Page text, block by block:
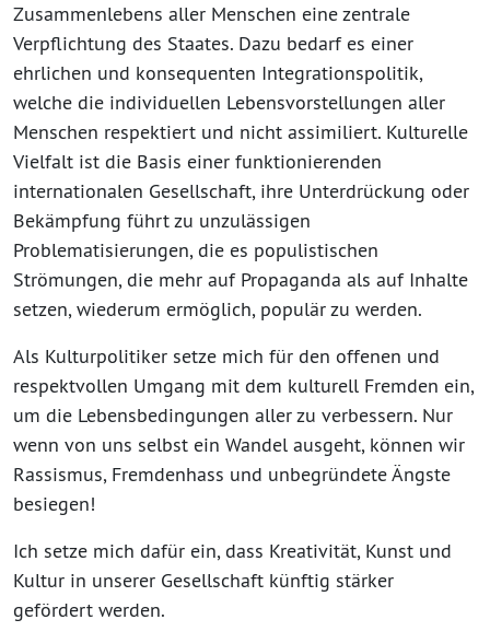
Zusammenlebens aller Menschen eine zentrale
Verpflichtung des Staates. Dazu bedarf es einer
ehrlichen und konsequenten Integrationspolitik,
welche die individuellen Lebensvorstellungen aller
Menschen respektiert und nicht assimiliert. Kulturelle
Vielfalt ist die Basis einer funktionierenden
internationalen Gesellschaft, ihre Unterdrückung oder
Bekämpfung führt zu unzulässigen
Problematisierungen, die es populistischen
Strömungen, die mehr auf Propaganda als auf Inhalte
setzen, wiederum ermöglich, populär zu werden.
Als Kulturpolitiker setze mich für den offenen und
respektvollen Umgang mit dem kulturell Fremden ein,
um die Lebensbedingungen aller zu verbessern. Nur
wenn von uns selbst ein Wandel ausgeht, können wir
Rassismus, Fremdenhass und unbegründete Ängste
besiegen!
Ich setze mich dafür ein, dass Kreativität, Kunst und
Kultur in unserer Gesellschaft künftig stärker
gefördert werden.